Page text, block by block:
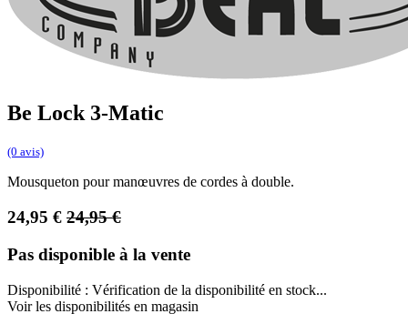
Be Lock 3-Matic
(0 avis)
Mousqueton pour manœuvres de cordes à double.
24,95 € 24,95€
Pas disponible à la vente
Disponibilité : Vérification de la disponibilité en stock...
Voir les disponibilités en magasin